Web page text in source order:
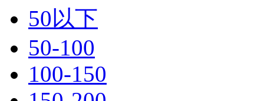
50以下
50-100
100-150